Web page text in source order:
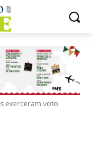
exerceram voto